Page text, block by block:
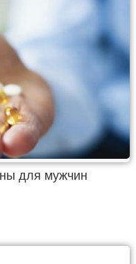
для мужчин